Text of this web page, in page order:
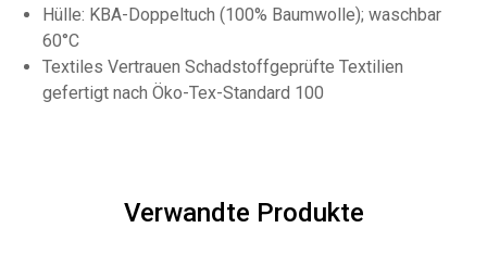
Hülle: KBA-Doppeltuch (100% Baumwolle); waschbar
60°C
Textiles Vertrauen Schadstoffgeprüfte Textilien
gefertigt nach Öko-Tex-Standard 100
Verwandte Produkte